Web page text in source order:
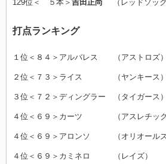
129位＜ ５本＞ 吉田正尚 （レッドソック
打点ランキング
１位＜８４＞アルバレス （アストロズ）
２位＜７３＞ライス （ヤンキース）
３位＜７２＞ディングラー （タイガース）
４位＜６９＞カーツ （アスレチック
４位＜６９＞アロンソ （オリオールズ
４位＜６９＞カミネロ （レイズ）